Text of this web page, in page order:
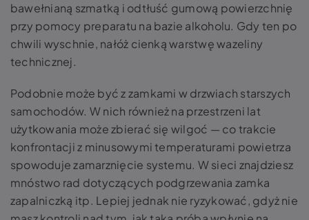
bawełnianą szmatką i odtłuść gumową powierzchnię
przy pomocy preparatu na bazie alkoholu. Gdy ten po
chwili wyschnie, nałóż cienką warstwę wazeliny
technicznej.
Podobnie może być z zamkami w drzwiach starszych
samochodów. W nich również na przestrzeni lat
użytkowania może zbierać się wilgoć — co trakcie
konfrontacji z minusowymi temperaturami powietrza
spowoduje zamarznięcie systemu. W sieci znajdziesz
mnóstwo rad dotyczących podgrzewania zamka
zapalniczką itp. Lepiej jednak nie ryzykować, gdyż nie